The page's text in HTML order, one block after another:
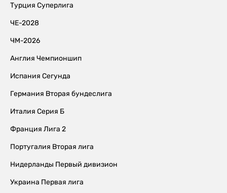
Турция Суперлига
ЧЕ-2028
ЧМ-2026
Англия Чемпионшип
Испания Сегунда
Германия Вторая бундеслига
Италия Серия Б
Франция Лига 2
Португалия Вторая лига
Нидерланды Первый дивизион
Украина Первая лига